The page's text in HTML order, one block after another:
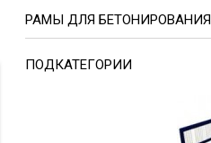
РАМЫ ДЛЯ БЕТОНИРОВАНИЯ
ПОДКАТЕГОРИИ